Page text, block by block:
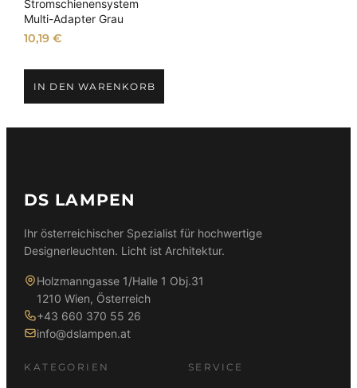
Stromschienensystem
Multi-Adapter Grau
10,19€
IN DEN WARENKORB
DS LAMPEN
Ihr österreichischer Spezialist für hochwertige
Designerleuchten. Licht ist Architektur.
Holzmanngasse 1/Halle 1 Obj.31
1210 Wien, Österreich
+43 660 370 55 26
info@dslampen.at
KATEGORIEN SERVICE